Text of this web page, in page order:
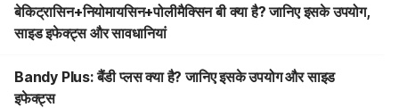
बेकिट्रासिन+नियोमायसिन+पोलीमैक्सिन बी क्या है? जानिए इसके उपयोग,
साइड इफेक्ट्स और सावधानियां
Bandy Plus: बैंडी प्लस क्या है? जानिए इसके उपयोग और साइड
इफेक्ट्स